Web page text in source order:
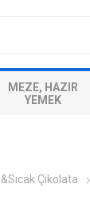
MEZE, HAZIR
YEMEK
Çikolata